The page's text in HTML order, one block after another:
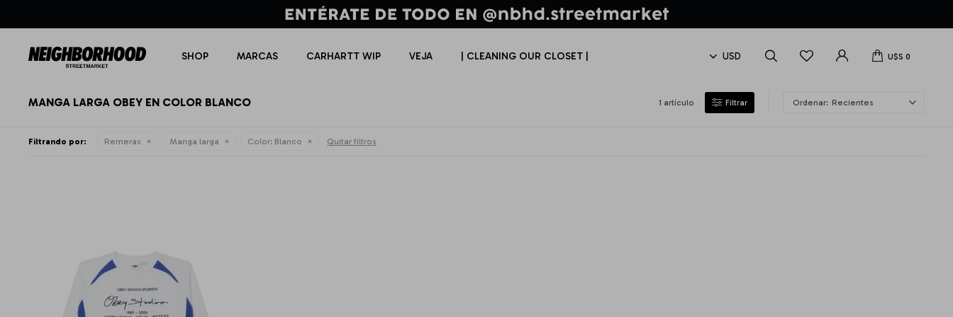
SHOP MARCAS CARHARTT WIP VEJA | CLEANING OUR CLOSET | U$S 0
MANGA LARGA OBEY EN COLOR BLANCO 1 artículo Recientes
Filtrando por: Remeras Manga larga Color: Blanco Quitar filtros